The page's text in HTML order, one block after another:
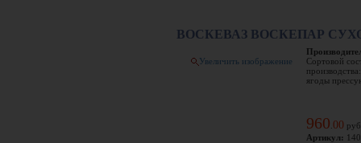
ВОСКЕВАЗ ВОСКЕПАР
Увеличить изображение
Сортовой
ягоды
960 00
Артикул: